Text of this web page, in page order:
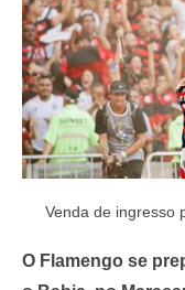
Venda de ingresso
O Flamengo se